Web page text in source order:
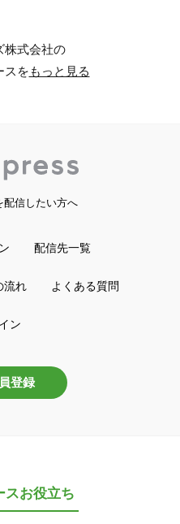
株式会社の
スをもっと見る
配信したい方へ
配信先一覧
流れ よくある質問
ン
登録
スお役立ち